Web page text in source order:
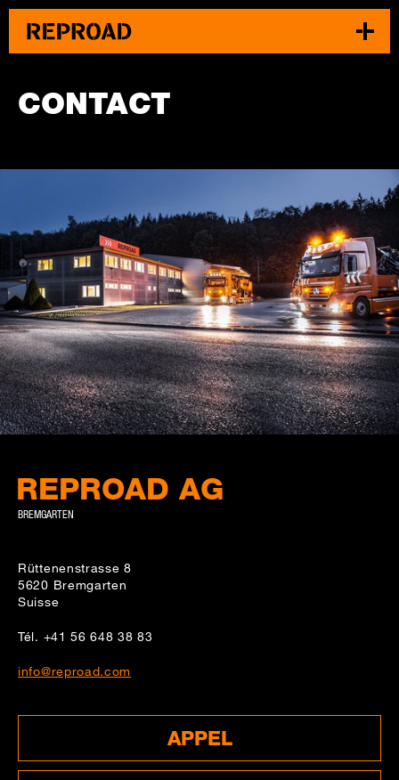
CONTACT
REPROAD AG
BREMGARTEN
Rüttenenstrasse 8
5620 Bremgarten
Suisse
Tél. +41 56 648 38 83
info@reproad.com
APPEL